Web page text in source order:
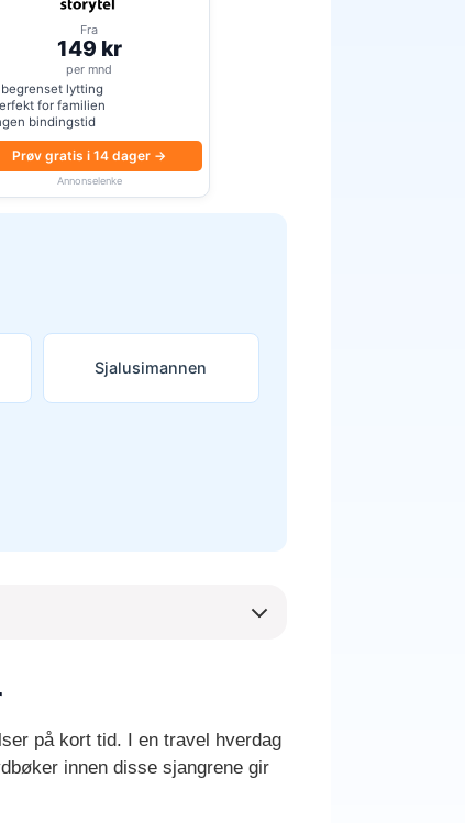
Fra
149 kr
per mnd
lytting
for familien
bindingstid
Prøv gratis i 14 dager →
Annonselenke
Sjalusimannen
på kort tid. I en travel hverdag
innen disse sjangrene gir